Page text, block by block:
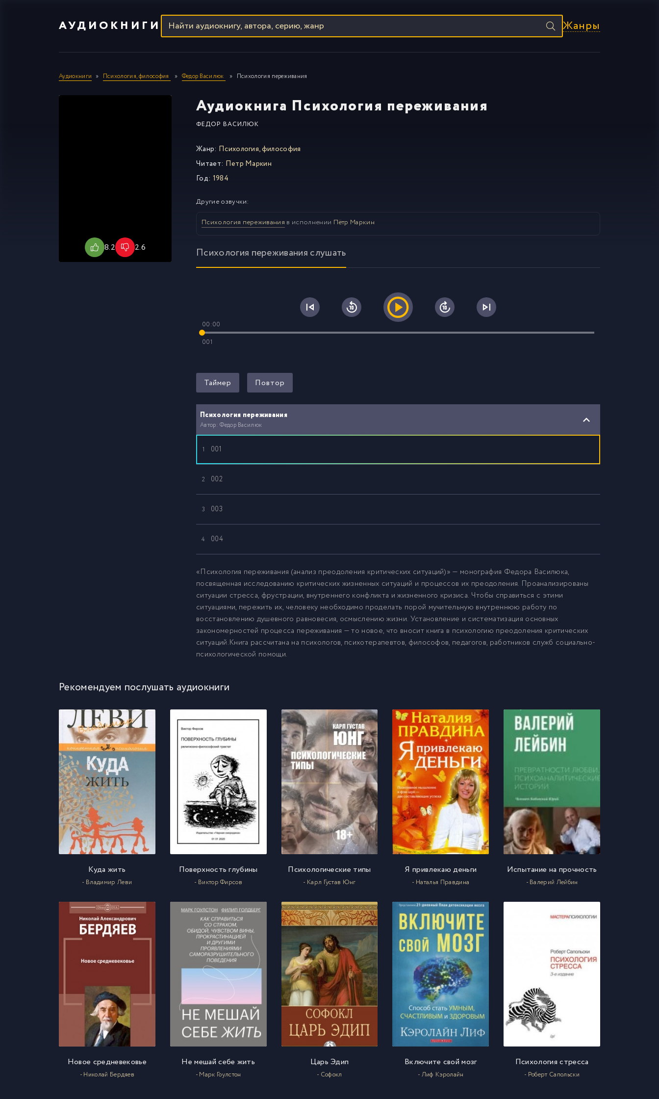
АУДИОКНИГИ Жанры
Аудиокниги Психология, философия Федор Василюк Психология переживания
Аудиокнига Психология переживания
ФЕДОР ВАСИЛЮК
8.2 2.6
Жанр: Психология, философия
Читает: Петр Маркин
Год: 1984
Другие озвучки:
Психология переживания в исполнении Пётр Маркин
Психология переживания слушать
00:00
001
Таймер Повтор
Психология переживания
Автор: Федор Василюк
1 001
2 002
3 003
4 004
«Психология переживания (анализ преодоления критических ситуаций)» — монография Федора Василюка,
посвященная исследованию критических жизненных ситуаций и процессов их преодоления. Проанализированы
ситуации стресса, фрустрации, внутреннего конфликта и жизненного кризиса. Чтобы справиться с этими
ситуациями, пережить их, человеку необходимо проделать порой мучительную внутреннюю работу по
восстановлению душевного равновесия, осмыслению жизни. Установление и систематизация основных
закономерностей процесса переживания — то новое, что вносит книга в психологию преодоления критических
ситуаций.Книга рассчитана на психологов, психотерапевтов, философов, педагогов, работников служб социально-
психологической помощи.
Рекомендуем послушать аудиокниги
Куда жить
- Владимир Леви
Поверхность глубины
- Виктор Фирсов
Психологические типы
- Карл Густав Юнг
Я привлекаю деньги
- Наталья Правдина
Испытание на прочность
- Валерий Лейбин
Новое средневековье
- Николай Бердяев
Не мешай себе жить
- Марк Гоулстон
Царь Эдип
- Софокл
Включите свой мозг
- Лиф Кэролайн
Психология стресса
- Роберт Сапольски